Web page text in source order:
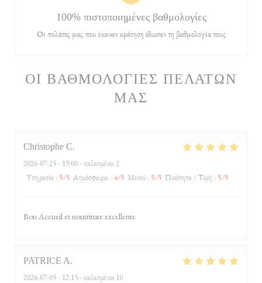
ΟΙ ΒΑΘΜΟΛΟΓΊΕΣ ΠΕΛΑΤΏΝ
ΜΑΣ
Christophe C
2026-07-25- 19:00 - καλεσμένοι 2
Υπηρεσία : 5/5 Ατμόσφαιρα : 4/5 Μενού : 5/5 Ποιότητα / Τιμή : 5/5
Bon Accueil et nourriture excellente
PATRICE A
2026-07-05- 12:15 - καλεσμένοι 10
100% πιστοποιημένες βαθμολογίες
Οι πελάτες μας που έκαναν κράτηση έδωσαν τη βαθμολογία τους